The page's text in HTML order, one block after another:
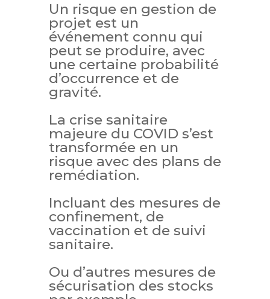
Un risque en gestion de
projet est un
événement connu qui
peut se produire, avec
une certaine probabilité
d’occurrence et de
gravité.
La crise sanitaire
majeure du COVID s’est
transformée en un
risque avec des plans de
remédiation.
Incluant des mesures de
confinement, de
vaccination et de suivi
sanitaire.
Ou d’autres mesures de
sécurisation des stocks